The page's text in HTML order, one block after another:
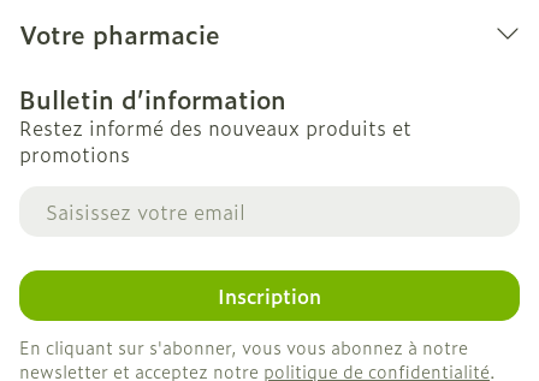
Votre pharmacie
Bulletin d’information
Restez informé des nouveaux produits et
promotions
Adresse mail
Inscription
En cliquant sur s'abonner, vous vous abonnez à notre
newsletter et acceptez notre politique de confidentialité.